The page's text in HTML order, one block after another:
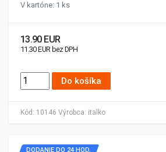
Kód: 10146 Výrobca: italko
V kartóne: 1 ks
13.90 EUR
11.30 EUR bez DPH
Do košíka
DODANIE DO 24 HOD.